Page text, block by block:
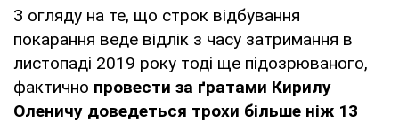
З огляду на те, що строк відбування
покарання веде відлік з часу затримання в
листопаді 2019 року тоді ще підозрюваного,
фактично провести за ґратами Кирилу
Оленичу доведеться трохи більше ніж 13